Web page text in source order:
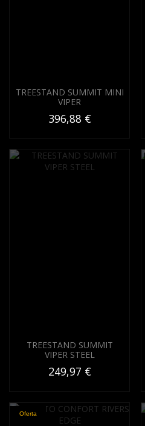
TREESTAND SUMMIT MINI
VIPER
396,88 €
TREESTAND SUMMIT
VIPER STEEL
249,97 €
Oferta